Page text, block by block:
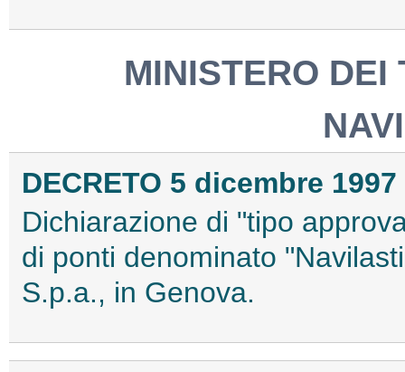
MINISTERO
DECRETO 5 dicembre 1997
Dichiarazione di "tipo
di ponti denominato
S.p.a., in Genova.